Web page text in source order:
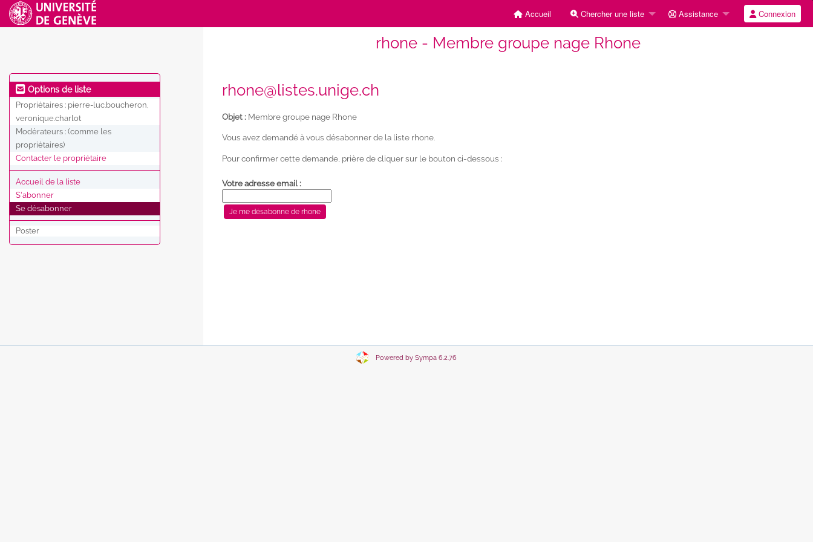
Accueil Chercher une liste Assistance Connexion
rhone - Membre groupe nage Rhone
Options de liste
Propriétaires : pierre-luc.boucheron,
veronique.charlot
Modérateurs : (comme les
propriétaires)
Contacter le propriétaire
Accueil de la liste
S'abonner
Se désabonner
Poster
rhone@listes.unige.ch
Objet : Membre groupe nage Rhone
Vous avez demandé à vous désabonner de la liste rhone.
Pour confirmer cette demande, prière de cliquer sur le bouton ci-dessous :
Votre adresse email :
Powered by Sympa 6.2.76